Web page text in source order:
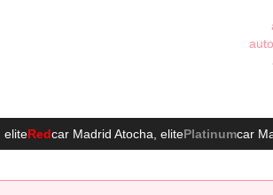
, eliteRedcar Madrid Atocha , elitePlatinumcar